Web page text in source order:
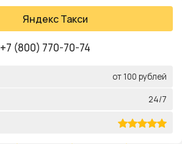
Яндекс Такси
+7 (800) 770-70-74
от 100 рублей
24/7